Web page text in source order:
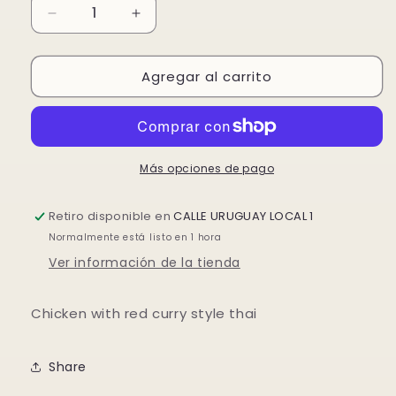
Reducir
cantidad
para
CON
THAILANDESA
Aumentar
cantidad
para
POLLO
CON
ROJO
THAILANDESA
🌶️
Agregar al carrito
Más opciones de pago
Retiro disponible enCALLE URUGUAY LOCAL 1
Normalmente está listo en 1 hora
Ver información de la tienda
Chicken with red curry style thai
Share